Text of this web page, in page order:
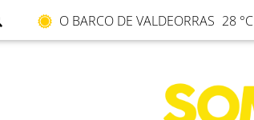
O BARCO DE VALDEORRAS 28 °C